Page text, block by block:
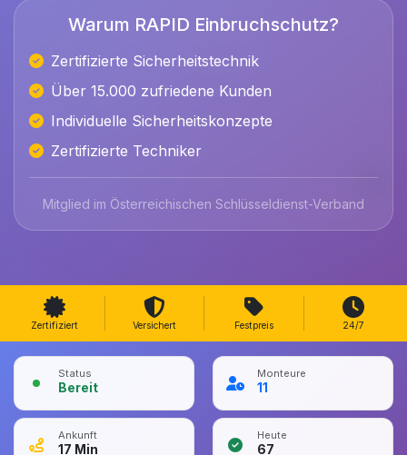
Warum RAPID Einbruchschutz?
Zertifizierte Sicherheitstechnik
Über 15.000 zufriedene Kunden
Individuelle Sicherheitskonzepte
Zertifizierte Techniker
Mitglied im Österreichischen Schlüsseldienst-Verband
Zertifiziert Versichert Festpreis 24/7
Status
Bereit
Monteure
11
Ankunft
17 Min
Heute
67